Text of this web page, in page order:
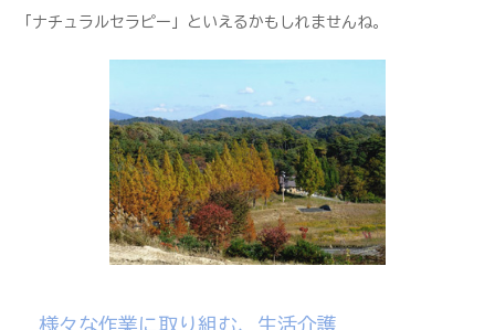
「ナチュラルセラピー」といえるかもしれませんね。
様々な作業に取り組む、生活介護